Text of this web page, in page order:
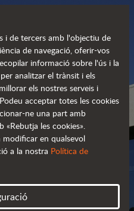
AUSA
MÉS
i de tercers amb l'objectiu de
de navegació, oferir-vos
informació sobre l'ús i la
analitzar el trànsit i els
els nostres serveis i
acceptar totes les cookies
ne una part amb
«Rebutja les cookies».
modificar en qualsevol
a la nostra Política de